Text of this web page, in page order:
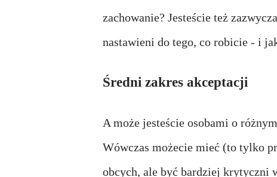
zachowanie? Jesteście też
nastawieni do tego, co robicie - i
Średni zakres akceptacji
A może jesteście osobami o
Wówczas możecie mieć (to tylko
obcych, ale być bardziej krytyczni